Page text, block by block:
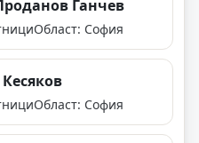
Ганчев
Област: София
Област: София